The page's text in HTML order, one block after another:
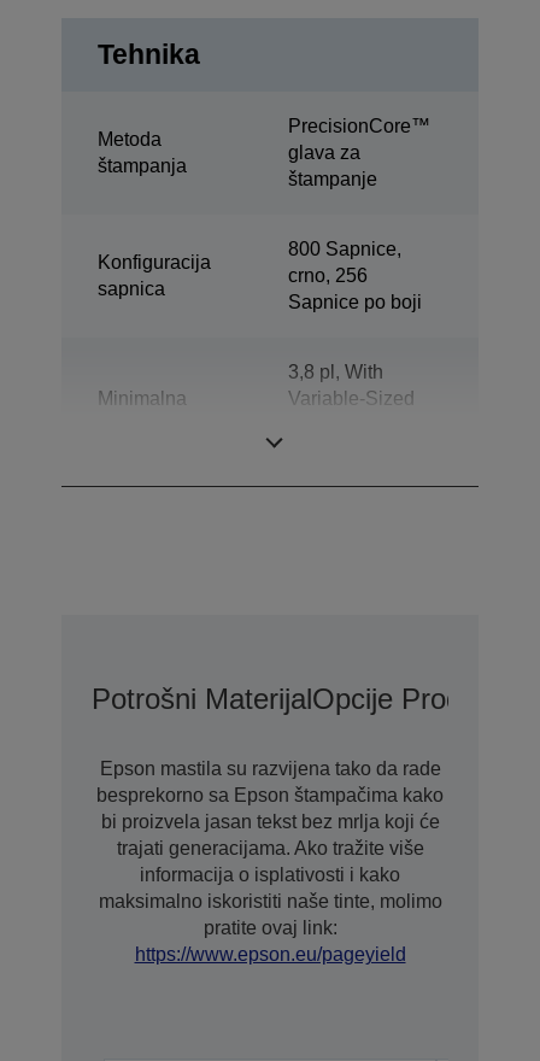
Tehnika
Metoda
štampanja
PrecisionCore™
glava za
štampanje
Konfiguracija
sapnica
800 Sapnice,
crno, 256
Sapnice po boji
Minimalna
3,8 pl, With
Variable-Sized
Potrošni MaterijalOpcije
Epson mastila su razvijena tako da rade
besprekorno sa Epson štampačima kako
bi proizvela jasan tekst bez mrlja koji će
trajati generacijama. Ako tražite više
informacija o isplativosti i kako
maksimalno iskoristiti naše tinte, molimo
pratite ovaj link:
https://www.epson.eu/pageyield